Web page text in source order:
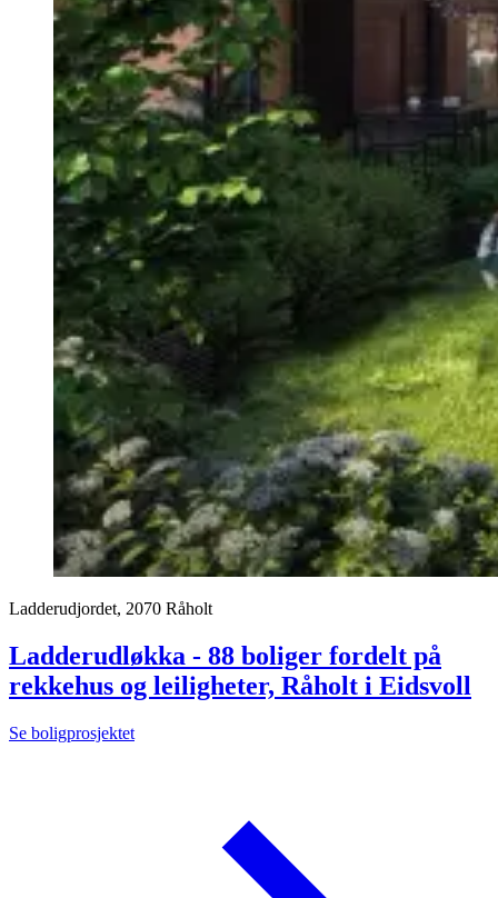
Ladderudjordet, 2070 Råholt
Ladderudløkka - 88 boliger fordelt på
rekkehus og leiligheter, Råholt i Eidsvoll
Se boligprosjektet